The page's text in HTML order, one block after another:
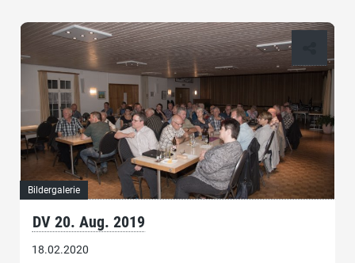
Bildergalerie
DV 20. Aug. 2019
18.02.2020